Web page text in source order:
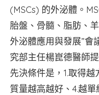
(MSCs) 的外泌體。
胎盤、骨髓、脂肪、
外泌體應用與發展”會
究部主任楊崑德醫師
先決條件是，1.取得
質量越高越好、4.越